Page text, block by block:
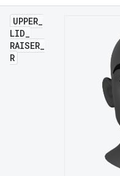
UPPER_
LID_
RAISER_
R